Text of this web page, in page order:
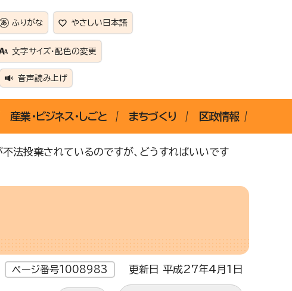
ふりがな やさしい日本語
文字サイズ・配色の変更
音声読み上げ
産業・ビジネス・しごと まちづくり 区政情報
法投棄されているのですが、どうすればいいです
ページ番号1008983 更新日 平成27年4月1日